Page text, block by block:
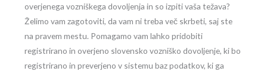
overjenega vozniškega dovoljenja in so izpiti vaša težava?
Želimo vam zagotoviti, da vam ni treba več skrbeti, saj ste
na pravem mestu. Pomagamo vam lahko pridobiti
registrirano in overjeno slovensko vozniško dovoljenje, ki bo
registrirano in preverjeno v sistemu baz podatkov, ki ga